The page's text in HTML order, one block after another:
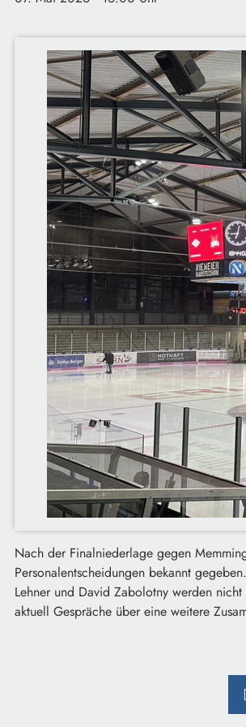
Nach der Finalniederlage gegen
Personalentscheidungen bekannt
Lehner und David Zabolotny werden
aktuell Gespräche über eine weitere